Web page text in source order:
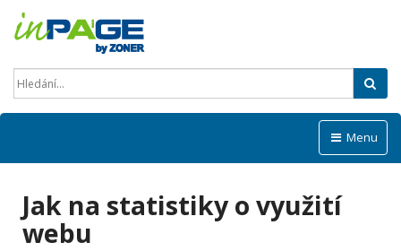
Menu
Jak na statistiky o využití
webu